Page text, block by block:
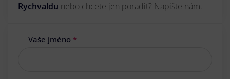
Rychvaldu nebo chcete jen poradit? Napište nám.
Vaše jméno *